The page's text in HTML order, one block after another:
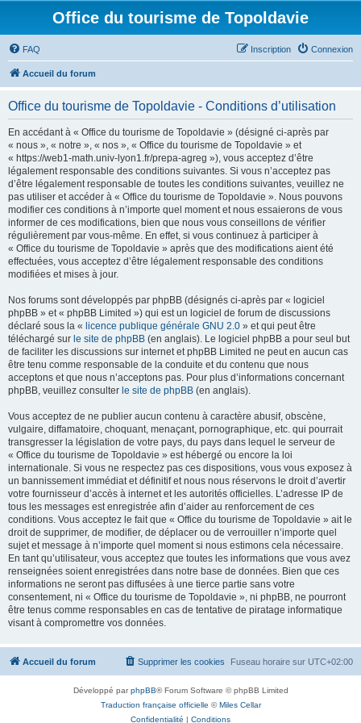
Office du tourisme de Topoldavie
FAQ Connexion
Inscription
Accueil du forum
Office du tourisme de Topoldavie - Conditions d’utilisation
En accédant à « Office du tourisme de Topoldavie » (désigné ci-après par
« nous », « notre », « nos », « Office du tourisme de Topoldavie » et
« https://web1-math.univ-lyon1.fr/prepa-agreg »), vous acceptez d’être
légalement responsable des conditions suivantes. Si vous n’acceptez pas
d’être légalement responsable de toutes les conditions suivantes, veuillez ne
pas utiliser et accéder à « Office du tourisme de Topoldavie ». Nous pouvons
modifier ces conditions à n’importe quel moment et nous essaierons de vous
informer de ces modifications, bien que nous vous conseillons de vérifier
régulièrement par vous-même. En effet, si vous continuez à participer à
« Office du tourisme de Topoldavie » après que des modifications aient été
effectuées, vous acceptez d’être légalement responsable des conditions
modifiées et mises à jour.
Nos forums sont développés par phpBB (désignés ci-après par « logiciel
phpBB » et « phpBB Limited ») qui est un logiciel de forum de discussions
déclaré sous la « licence publique générale GNU 2.0 » et qui peut être
téléchargé sur le site de phpBB (en anglais). Le logiciel phpBB a pour seul but
de faciliter les discussions sur internet et phpBB Limited ne peut en aucun cas
être tenu comme responsable de la conduite et du contenu que nous
acceptons et que nous n’acceptons pas. Pour plus d’informations concernant
phpBB, veuillez consulter le site de phpBB (en anglais).
Vous acceptez de ne publier aucun contenu à caractère abusif, obscène,
vulgaire, diffamatoire, choquant, menaçant, pornographique, etc. qui pourrait
transgresser la législation de votre pays, du pays dans lequel le serveur de
« Office du tourisme de Topoldavie » est hébergé ou encore la loi
internationale. Si vous ne respectez pas ces dispositions, vous vous exposez à
un bannissement immédiat et définitif et nous nous réservons le droit d’avertir
votre fournisseur d’accès à internet et les autorités officielles. L’adresse IP de
tous les messages est enregistrée afin d’aider au renforcement de ces
conditions. Vous acceptez le fait que « Office du tourisme de Topoldavie » ait le
droit de supprimer, de modifier, de déplacer ou de verrouiller n’importe quel
sujet et message à n’importe quel moment si nous estimons cela nécessaire.
En tant qu’utilisateur, vous acceptez que toutes les informations que vous avez
renseignées soient enregistrées dans notre base de données. Bien que ces
informations ne seront pas diffusées à une tierce partie sans votre
consentement, ni « Office du tourisme de Topoldavie », ni phpBB, ne pourront
être tenus comme responsables en cas de tentative de piratage informatique
visant à compromettre vos données.
Accueil du forum Fuseau horaire sur UTC+02:00
Supprimer les cookies
Développé parphpBB® Forum Software © phpBB Limited
Traduction française officielle ©Miles Cellar
Confidentialité | Conditions